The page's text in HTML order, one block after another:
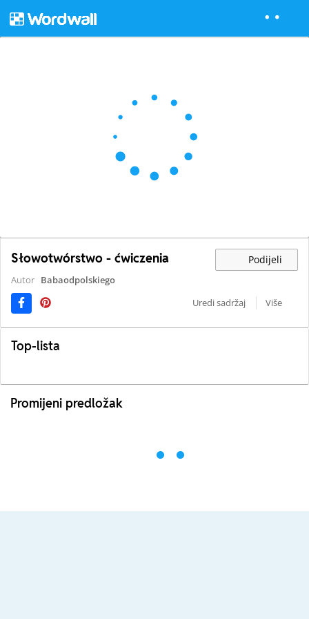
Słowotwórstwo - ćwiczenia Podijeli
Autor Babaodpolskiego
Uredi sadržaj
Više
Top-lista
Promijeni predložak